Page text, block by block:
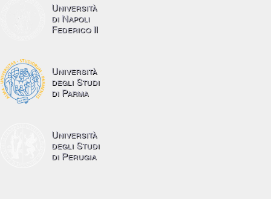
Università
di Napoli
Federico II
Università
degli Studi
di Parma
Università
degli Studi
di Perugia